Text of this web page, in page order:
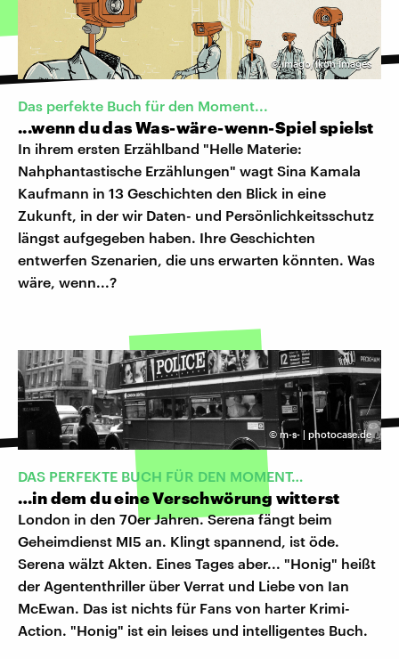
©imago/Ikon Images
Das perfekte Buch für den Moment...
...wenn du das Was-wäre-wenn-Spiel spielst
In ihrem ersten Erzählband "Helle Materie:
Nahphantastische Erzählungen" wagt Sina Kamala
Kaufmann in 13 Geschichten den Blick in eine
Zukunft, in der wir Daten- und Persönlichkeitsschutz
längst aufgegeben haben. Ihre Geschichten
entwerfen Szenarien, die uns erwarten könnten. Was
wäre, wenn...?
©m-s- | photocase.de
DAS PERFEKTE BUCH FÜR DEN MOMENT…
…in dem du eine Verschwörung witterst
London in den 70er Jahren. Serena fängt beim
Geheimdienst MI5 an. Klingt spannend, ist öde.
Serena wälzt Akten. Eines Tages aber... "Honig" heißt
der Agententhriller über Verrat und Liebe von Ian
McEwan. Das ist nichts für Fans von harter Krimi-
Action. "Honig" ist ein leises und intelligentes Buch.